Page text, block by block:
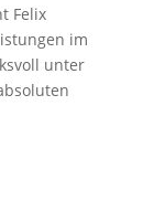
Felix
im
unter